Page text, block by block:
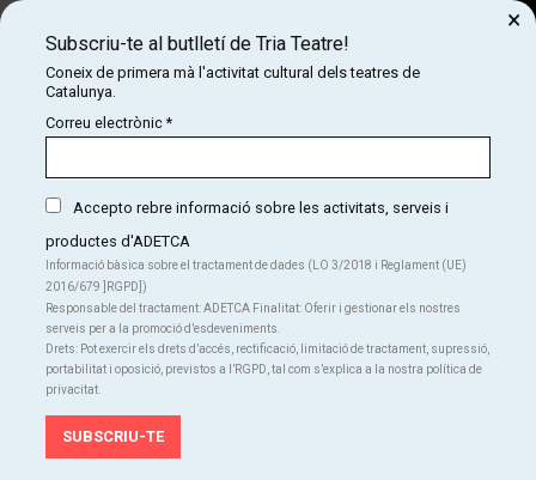
CARTELLERA
LA MONA SIMONA
A partir de 5 anys
Del ds. 01.07.23 al dg. 02.07.23
Teatre Gaudí Barcelona
Durada:50 min
Subscriu-te al butlletí de Tria Teatre!
Coneix de primera mà l'activitat cultural dels teatres de
Catalunya.
Correu electrònic*
Accepto rebre informació sobre les activitats, serveis i
productes d'ADETCA
Informació bàsica sobre el tractament de dades (LO 3/2018 i Reglament (UE)
2016/679 ]RGPD])
Responsable del tractament: ADETCA Finalitat: Oferir i gestionar els nostres
serveis per a la promoció d’esdeveniments.
Drets: Pot exercir els drets d’accés, rectificació, limitació de tractament, supressió,
portabilitat i oposició, previstos a l’RGPD, tal com s’explica a la nostra política de
privacitat.
×